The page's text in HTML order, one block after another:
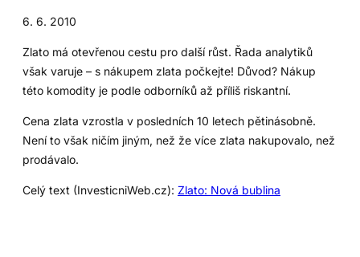
6. 6. 2010
Zlato má otevřenou cestu pro další růst. Řada analytiků
však varuje – s nákupem zlata počkejte! Důvod? Nákup
této komodity je podle odborníků až příliš riskantní.
Cena zlata vzrostla v posledních 10 letech pětinásobně.
Není to však ničím jiným, než že více zlata nakupovalo, než
prodávalo.
Celý text (InvesticniWeb.cz): Zlato: Nová bublina